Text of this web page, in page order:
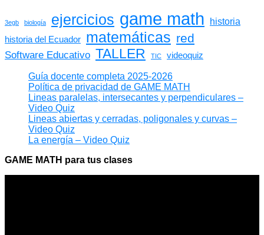
3egb biología ejercicios game math historia
historia del Ecuador matemáticas red
Software Educativo TALLER TIC videoquiz
Guía docente completa 2025-2026
Política de privacidad de GAME MATH
Lineas paralelas, intersecantes y perpendiculares –
Video Quiz
Lineas abiertas y cerradas, poligonales y curvas –
Video Quiz
La energía – Video Quiz
GAME MATH para tus clases